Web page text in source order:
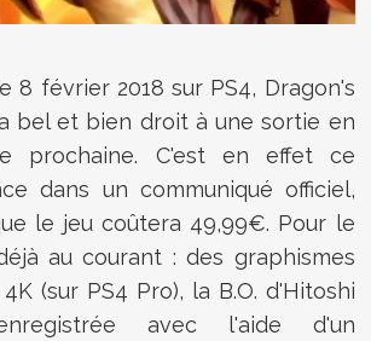
8 février 2018 sur PS4, Dragon's
bel et bien droit à une sortie en
prochaine. C'est en effet ce
dans un communiqué officiel,
le jeu coûtera 49,99€. Pour le
au courant : des graphismes
(sur PS4 Pro), la B.O. d'Hitoshi
avec l'aide d'un